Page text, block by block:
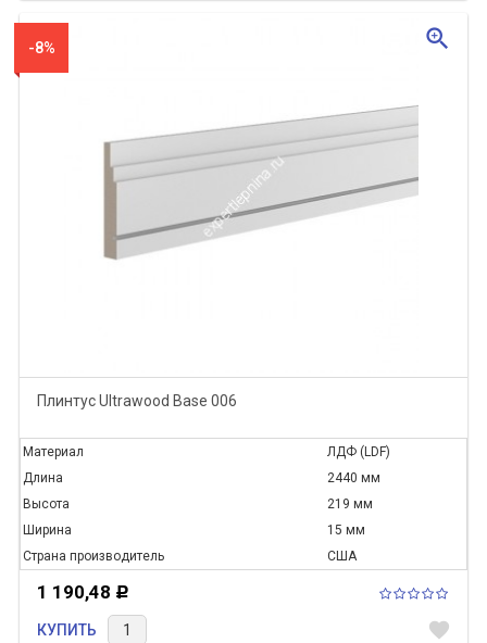
-8%
Плинтус Ultrawood Base 006
Материал
ЛДФ (LDF)
Длина
2440 мм
Высота
219 мм
Ширина
15 мм
Страна производитель
США
1 190,48 Р
КУПИТЬ favorite
zoom_in